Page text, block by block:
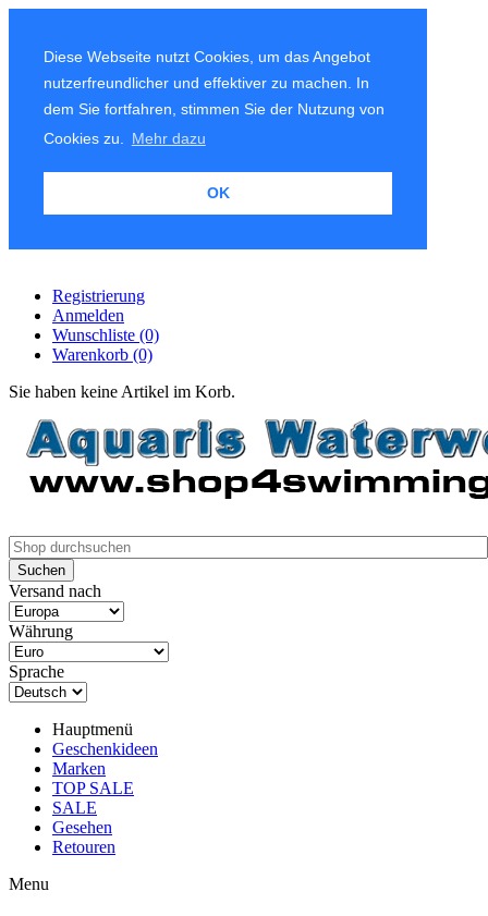
Diese Webseite nutzt Cookies, um das Angebot
nutzerfreundlicher und effektiver zu machen. In
dem Sie fortfahren, stimmen Sie der Nutzung von
Cookies zu.
Mehr dazu
OK
Registrierung
Anmelden
Wunschliste (0)
Warenkorb (0)
Sie haben keine Artikel im Korb.
Versand nach
Währung
Sprache
Hauptmenü
Geschenkideen
Marken
TOP SALE
SALE
Gesehen
Retouren
Menu